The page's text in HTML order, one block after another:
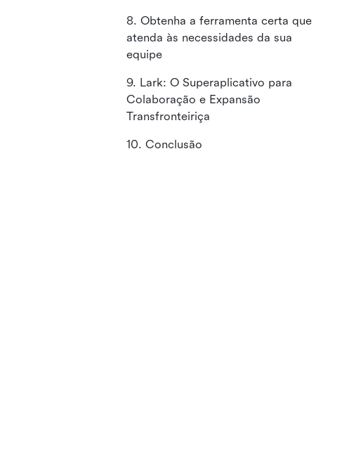
8. Obtenha a ferramenta certa que
atenda às necessidades da sua
equipe
9. Lark: O Superaplicativo para
Colaboração e Expansão
Transfronteiriça
10. Conclusão